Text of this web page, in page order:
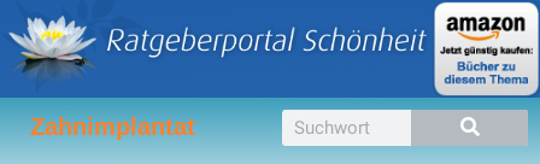
Inhalt
springen
Zahnimplantat Suche